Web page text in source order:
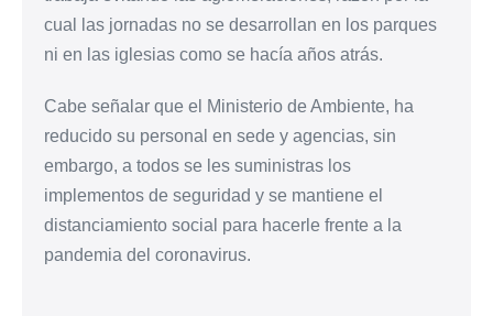
cual las jornadas no se desarrollan en los parques
ni en las iglesias como se hacía años atrás.
Cabe señalar que el Ministerio de Ambiente, ha
reducido su personal en sede y agencias, sin
embargo, a todos se les suministras los
implementos de seguridad y se mantiene el
distanciamiento social para hacerle frente a la
pandemia del coronavirus.